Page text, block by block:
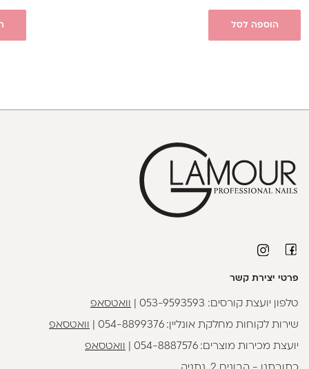
הוספה לסל
פרטי יצירת קשר
טלפון יועצת קורסים: 053-9593593 וואטסאפ
שירות לקוחות מחלקת אונליין:054-8899376 וואטסאפ
יועצת מכירות מוצרים:054-8887576 וואטסאפ